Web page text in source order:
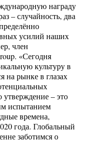
награду
– случайность, два
усилий наших
член
«Сегодня
культуру в
на рынке в глазах
утверждение – это
испытанием
времена,
года. Глобальный
заботимся о